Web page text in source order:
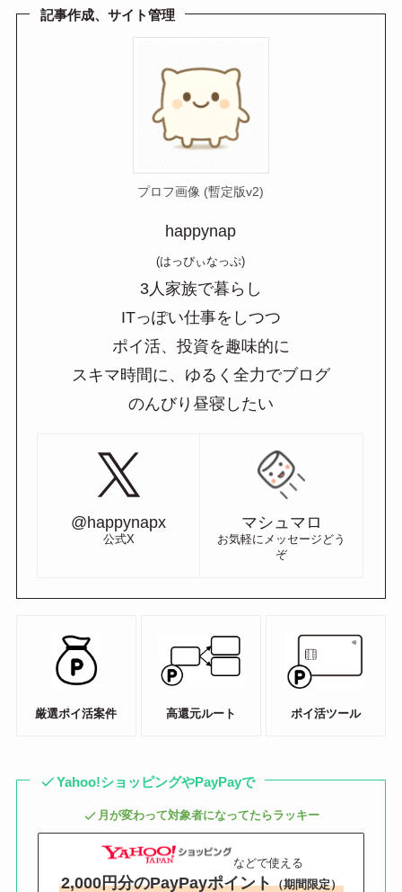
a
記事作成、サイト管理
プロフ画像 (暫定版v2)
happynap
(はっぴぃなっぷ)
3人家族で暮らし
ITっぽい仕事をしつつ
ポイ活、投資を趣味的に
スキマ時間に、ゆるく全力でブログ
のんびり昼寝したい
@happynapx
公式X
マシュマロ
お気軽にメッセージどう
ぞ
厳選ポイ活案件 高還元ルート ポイ活ツール
Yahoo!ショッピングやPayPayで
月が変わって対象者になってたらラッキー
などで使える
2,000円分のPayPayポイント（期間限定）